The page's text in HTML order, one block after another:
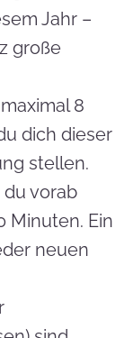
Jahr –
große
8
dich dieser
stellen.
vorab
Minuten. Ein
neuen